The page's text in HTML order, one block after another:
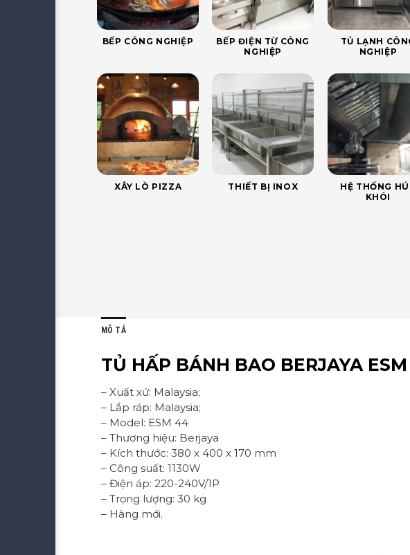
BẾP CÔNG NGHIỆP
BẾP ĐIỆN TỪ CÔNG
NGHIỆP
TỦ LẠNH
NGHIỆP
XÂY LÒ PIZZA THIẾT BỊ INOX
HỆ THỐNG
KHÓI
MÔ TẢ
TỦ HẤP BÁNH BAO BERJAYA
– Xuất xứ: Malaysia;
– Lắp ráp: Malaysia;
– Model: ESM 44
– Thương hiệu: Berjaya
– Kích thước: 380 x 400 x 170 mm
– Công suất: 1130W
– Điện áp: 220-240V/1P
– Trọng lượng: 30 kg
– Hàng mới.